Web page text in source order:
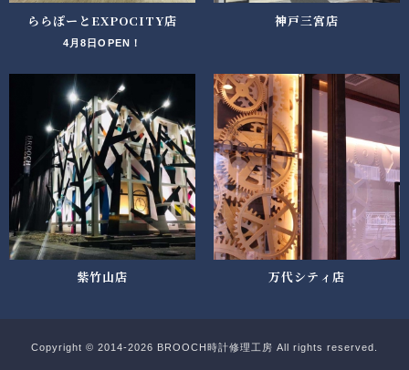
ららぽーとEXPOCITY店
4月8日OPEN！
神戸三宮店
紫竹山店 万代シティ店
Copyright © 2014-2026 BROOCH時計修理工房 All rights reserved.